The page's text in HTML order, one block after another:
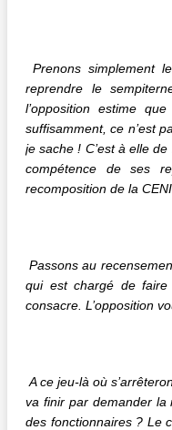
Prenons simplement
reprendre le
l’opposition estime
suffisamment, ce n’est
je sache ! C’est à elle
compétence de ses
recomposition de la
Passons au
qui est chargé de
consacre. L’opposition
A ce jeu-là où
va finir par demander la
des fonctionnaires ? Le